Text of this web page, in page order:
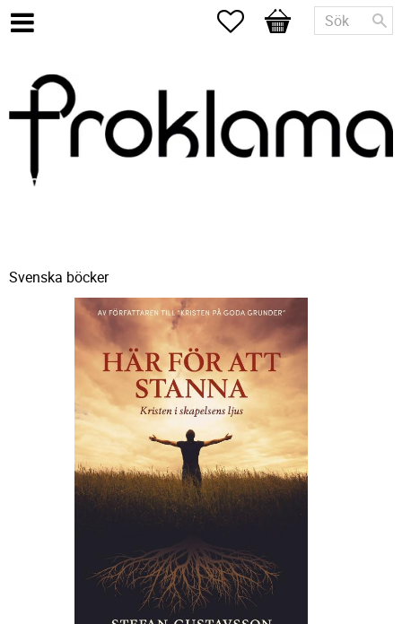
Favoriter
Kundvagn
Svenska böcker